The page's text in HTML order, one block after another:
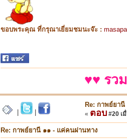
ขอบพระคุณ ที่กรุณาเยี่ยมชมนะจ๊ะ :
♥♥ รว
Re: กาพย์ยา
« ตอบ #20 เ
Re: กาพย์ยานี ๑๑ - แค่คนผ่านทาง